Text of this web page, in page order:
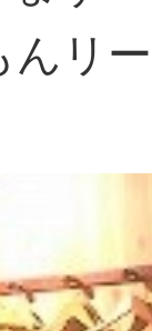
リ